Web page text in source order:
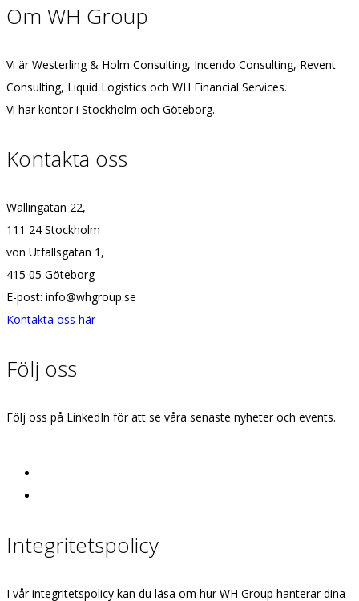
Om WH Group
Vi är Westerling & Holm Consulting, Incendo Consulting, Revent
Consulting, Liquid Logistics och WH Financial Services.
Vi har kontor i Stockholm och Göteborg.
Kontakta oss
Wallingatan 22,
111 24 Stockholm
von Utfallsgatan 1,
415 05 Göteborg
E-post: info@whgroup.se
Kontakta oss här
Följ oss
Följ oss på LinkedIn för att se våra senaste nyheter och events.
Integritetspolicy
I vår integritetspolicy kan du läsa om hur WH Group hanterar dina